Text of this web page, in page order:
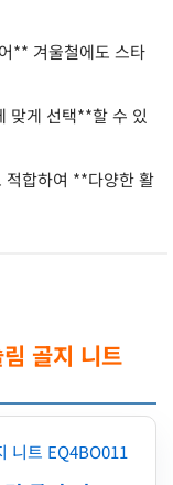
** 겨울철에도 스타
맞게 선택**할 수 있
적합하여 **다양한 활
골지 니트